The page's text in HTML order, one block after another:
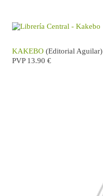
KAKEBO (Editorial Aguilar)
PVP 13.90 €